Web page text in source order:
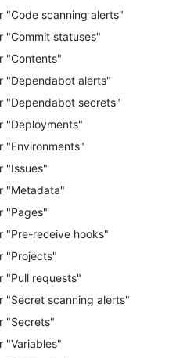
"Code scanning alerts"
"Commit statuses"
"Contents"
"Dependabot alerts"
"Dependabot secrets"
"Deployments"
"Environments"
"Issues"
"Metadata"
"Pages"
"Pre-receive hooks"
"Projects"
"Pull requests"
"Secret scanning alerts"
"Secrets"
"Variables"